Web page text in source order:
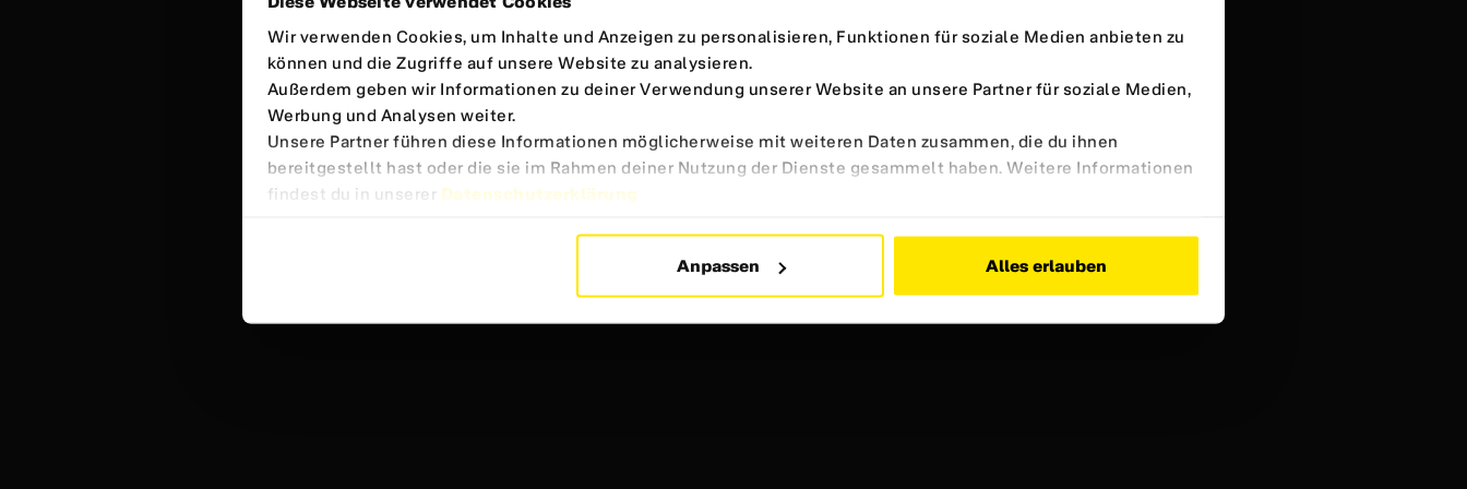
Wir verwenden Cookies, um Inhalte und Anzeigen zu personalisieren, Funktionen für soziale Medien anbieten zu
können und die Zugriffe auf unsere Website zu analysieren.
Außerdem geben wir Informationen zu deiner Verwendung unserer Website an unsere Partner für soziale Medien,
Werbung und Analysen weiter.
Unsere Partner führen diese Informationen möglicherweise mit weiteren Daten zusammen, die du ihnen
bereitgestellt hast oder die sie im Rahmen deiner Nutzung der Dienste gesammelt haben. Weitere Informationen
findest du in unserer Datenschutzerklärung
Anpassen Alles erlauben